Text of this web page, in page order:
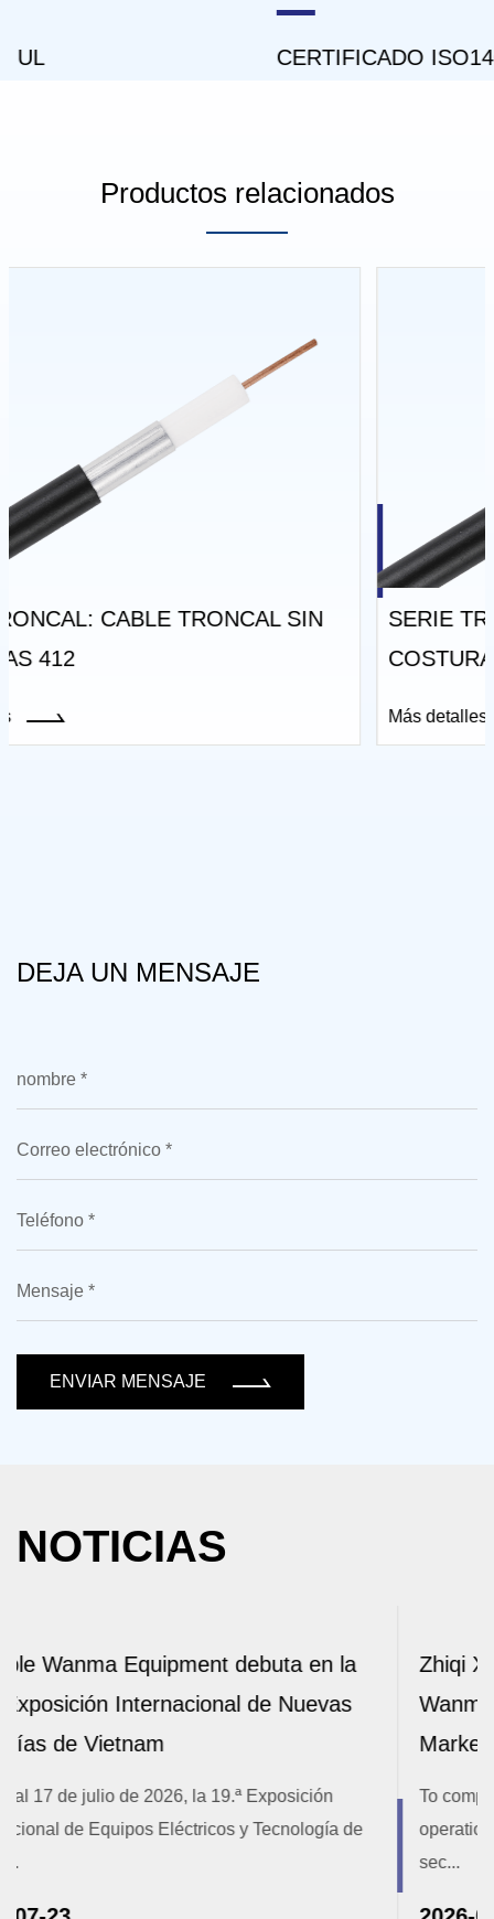
CERTIFICADO ISO14001
Productos relacionados
SERIE TRONCAL: CABLE TRONCAL SIN
COSTURAS 412 CON GELATINA
DEJA UN MENSAJE
ENVIAR MENSAJE
NOTICIAS
la
de
Zhiqi Xincheng Strengths Together |
Wanma Equipment Cable 2026 Half
Marketing Conference Successfully
To comprehensively review the first half of the
operational achievements, set clear targets for the